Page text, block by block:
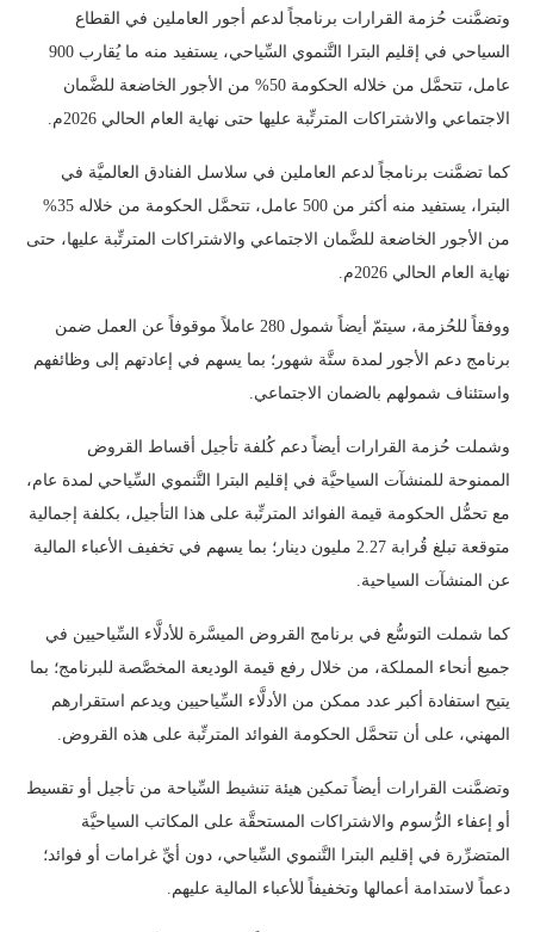
وتضمَّنت حُزمة القرارات برنامجاً لدعم أجور العاملين في القطاع
السياحي في إقليم البترا التَّنموي السِّياحي، يستفيد منه ما يُقارب 900
عامل، تتحمَّل من خلاله الحكومة 50% من الأجور الخاضعة للضَّمان
الاجتماعي والاشتراكات المترتِّبة عليها حتى نهاية العام الحالي 2026م.
كما تضمَّنت برنامجاً لدعم العاملين في سلاسل الفنادق العالميَّة في
البترا، يستفيد منه أكثر من 500 عامل، تتحمَّل الحكومة من خلاله 35%
من الأجور الخاضعة للضَّمان الاجتماعي والاشتراكات المترتِّبة عليها، حتى
نهاية العام الحالي 2026م.
ووفقاً للحُزمة، سيتمّ أيضاً شمول 280 عاملاً موقوفاً عن العمل ضمن
برنامج دعم الأجور لمدة ستَّة شهور؛ بما يسهم في إعادتهم إلى وظائفهم
واستئناف شمولهم بالضمان الاجتماعي.
وشملت حُزمة القرارات أيضاً دعم كُلفة تأجيل أقساط القروض
الممنوحة للمنشآت السياحيَّة في إقليم البترا التَّنموي السِّياحي لمدة عام،
مع تحمُّل الحكومة قيمة الفوائد المترتِّبة على هذا التأجيل، بكلفة إجمالية
متوقعة تبلغ قُرابة 2.27 مليون دينار؛ بما يسهم في تخفيف الأعباء المالية
عن المنشآت السياحية.
كما شملت التوسُّع في برنامج القروض الميسَّرة للأدلَّاء السِّياحيين في
جميع أنحاء المملكة، من خلال رفع قيمة الوديعة المخصَّصة للبرنامج؛ بما
يتيح استفادة أكبر عدد ممكن من الأدلَّاء السِّياحيين ويدعم استقرارهم
المهني، على أن تتحمَّل الحكومة الفوائد المترتِّبة على هذه القروض.
وتضمَّنت القرارات أيضاً تمكين هيئة تنشيط السِّياحة من تأجيل أو تقسيط
أو إعفاء الرُّسوم والاشتراكات المستحقَّة على المكاتب السياحيَّة
المتضرِّرة في إقليم البترا التَّنموي السِّياحي، دون أيِّ غرامات أو فوائد؛
دعماً لاستدامة أعمالها وتخفيفاً للأعباء المالية عليهم.